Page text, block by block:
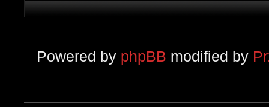
Powered by phpBB modified by